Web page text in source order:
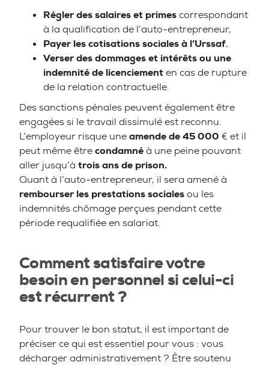
Régler des salaires et primescorrespondant
à la qualification de l’auto-entrepreneur,
Payer les cotisations sociales à l’Urssaf,
Verser des dommages et intérêts ou une
indemnité de licenciementen cas de rupture
de la relation contractuelle.
Des sanctions pénales peuvent également être
engagées si le travail dissimulé est reconnu.
L’employeur risque uneamende de 45 000 € et il
peut même êtrecondamnéà une peine pouvant
aller jusqu’à trois ans de prison.
Quant à l’auto-entrepreneur, il sera amené à
rembourser les prestations socialesou les
indemnités chômage perçues pendant cette
période requalifiée en salariat.
Comment satisfaire votre
besoin en personnel si celui-ci
est récurrent ?
Pour trouver le bon statut, il est important de
préciser ce qui est essentiel pour vous : vous
décharger administrativement ? Être soutenu